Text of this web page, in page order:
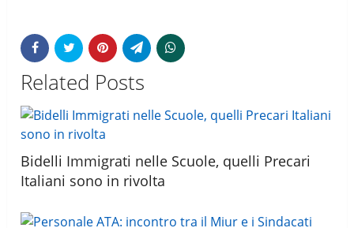
Related Posts
Bidelli Immigrati nelle Scuole, quelli Precari
Italiani sono in rivolta